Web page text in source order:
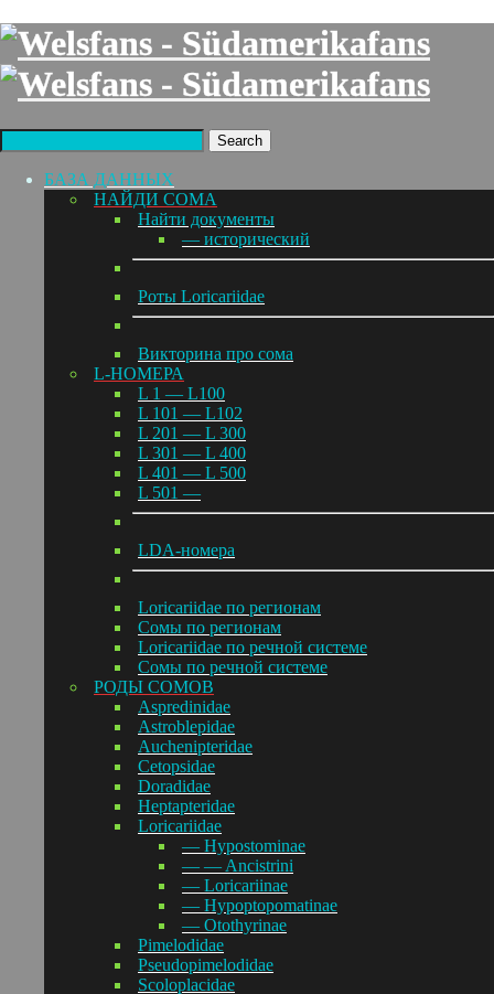
Search
БАЗА ДАННЫХ
НАЙДИ СОМА
Найти документы
— исторический
Роты Loricariidae
Викторина про сома
L-НОМЕРА
L 1 — L100
L 101 — L102
L 201 — L 300
L 301 — L 400
L 401 — L 500
L 501 —
LDA-номера
Loricariidae по регионам
Сомы по регионам
Loricariidae по речной системе
Сомы по речной системе
РОДЫ СОМОВ
Aspredinidae
Astroblepidae
Auchenipteridae
Cetopsidae
Doradidae
Heptapteridae
Loricariidae
— Hypostominae
— — Ancistrini
— Loricariinae
— Hypoptopomatinae
— Otothyrinae
Pimelodidae
Pseudopimelodidae
Scoloplacidae